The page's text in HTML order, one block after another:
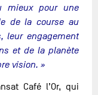
mieux pour une
de la course au
leur engagement
et de la planète
vision. »
Café l’Or, qui